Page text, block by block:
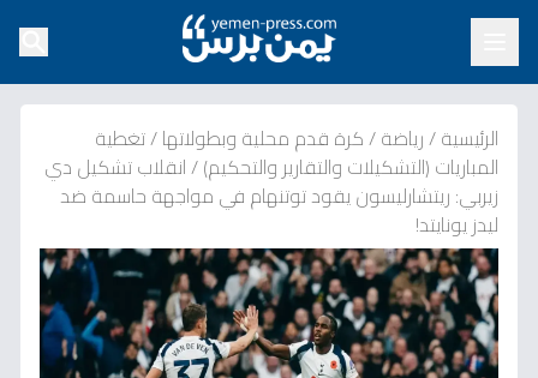
الرئيسية/رياضة/كرة قدم محلية وبطولاتها/تغطية
المباريات (التشكيلات والتقارير والتحكيم)/انقلاب تشكيل دي
زيربي: ريتشارليسون يقود توتنهام في مواجهة حاسمة ضد
ليدز يونايتد!